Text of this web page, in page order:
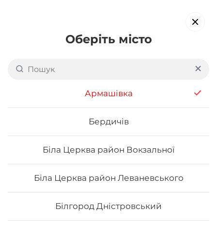
Оберіть місто
Армашівка
Бердичів
Біла Церква район Вокзальної
Біла Церква район Леваневського
Білгород Дністровський
Металургійному районі
Кривого Рогу
обирайте страви, які вам подобаються про все інше ми
подбаємо
Акція тижня Сети
Каліфорнія